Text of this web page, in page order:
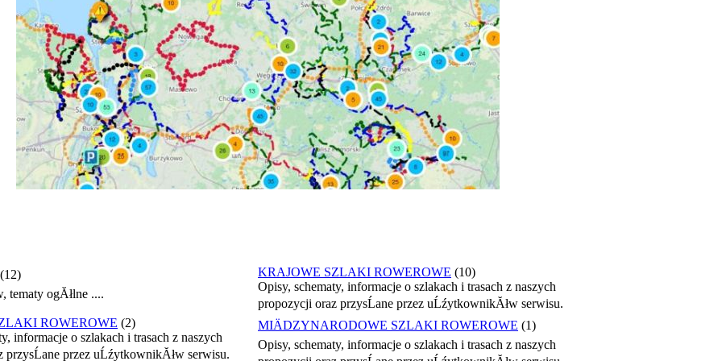
(12)
tematy ogĂłlne ....
KRAJOWE SZLAKI ROWEROWE (10)
Opisy, schematy, informacje o szlakach i trasach z naszych
propozycji oraz przysĹane przez uĹźytkownikĂłw serwisu.
ROWEROWE (2)
informacje o szlakach i trasach z naszych
przysĹane przez uĹźytkownikĂłw serwisu.
MIÄDZYNARODOWE SZLAKI ROWEROWE (1)
Opisy, schematy, informacje o szlakach i trasach z naszych